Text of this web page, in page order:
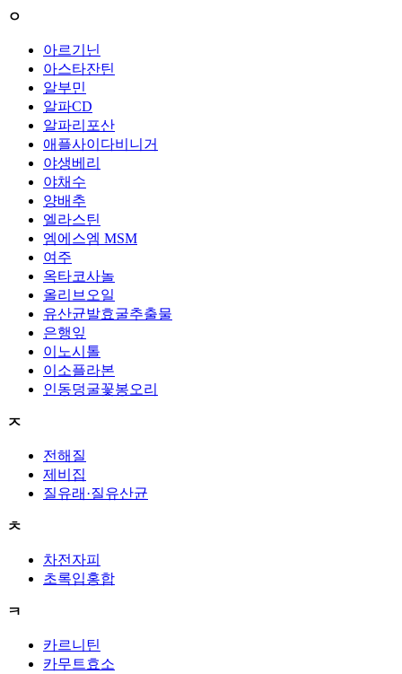
ㅇ
아르기닌
아스타잔틴
알부민
알파CD
알파리포산
애플사이다비니거
야생베리
야채수
양배추
엘라스틴
엠에스엠 MSM
여주
옥타코사놀
올리브오일
유산균발효굴추출물
은행잎
이노시톨
이소플라본
인동덩굴꽃봉오리
ㅈ
전해질
제비집
질유래·질유산균
ㅊ
차전자피
초록입홍합
ㅋ
카르니틴
카무트효소